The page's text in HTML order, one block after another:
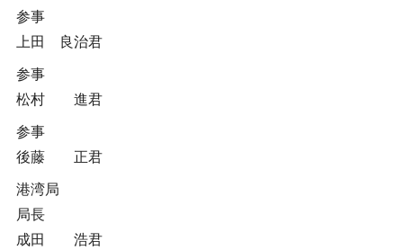
参事
上田 良治君
参事
松村 進君
参事
後藤 正君
港湾局
局長
成田 浩君